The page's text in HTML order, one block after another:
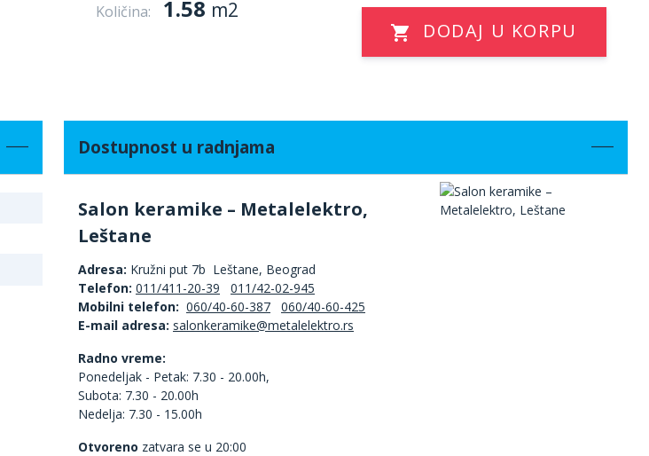
Količina: 1.58 m2
DODAJ U KORPU
Dostupnost u radnjama
Salon keramike – Metalelektro,
Leštane
Adresa: Kružni put 7b Leštane, Beograd
Telefon: 011/411-20-39
011/42-02-945
Mobilni telefon: 060/40-60-387
060/40-60-425
E-mail adresa:
Radno vreme:
Ponedeljak - Petak: 7.30 - 20.00h,
Subota: 7.30 - 20.00h
Nedelja: 7.30 - 15.00h
Otvoreno zatvara se u 20:00